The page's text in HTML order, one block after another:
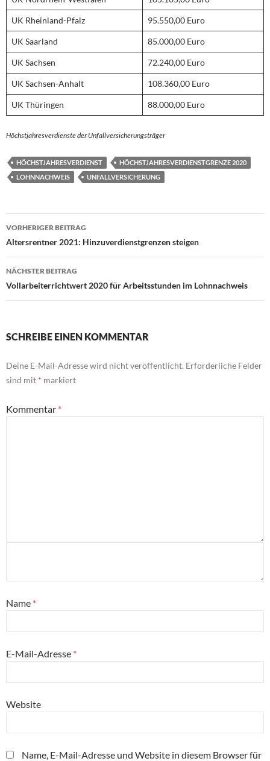
UK Rheinland-Pfalz 95.550,00 Euro
UK Saarland 85.000,00 Euro
UK Sachsen 72.240,00 Euro
UK Sachsen-Anhalt 108.360,00 Euro
UK Thüringen 88.000,00 Euro
Höchstjahresverdienste der Unfallversicherungsträger
HÖCHSTJAHRESVERDIENST
HÖCHSTJAHRESVERDIENSTGRENZE 2020
LOHNNACHWEIS
UNFALLVERSICHERUNG
Beitragsnavigation
VORHERIGER BEITRAG
Altersrentner 2021: Hinzuverdienstgrenzen steigen
NÄCHSTER BEITRAG
Vollarbeiterrichtwert 2020 für Arbeitsstunden im Lohnnachweis
SCHREIBE EINEN KOMMENTAR
Deine E-Mail-Adresse wird nicht veröffentlicht. Erforderliche Felder
sind mit * markiert
Kommentar *
Name *
E-Mail-Adresse *
Website
Name, E-Mail-Adresse und Website in diesem Browser für